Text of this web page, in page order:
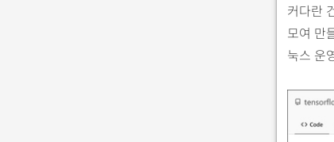
커다란
모여 만
눅스 운